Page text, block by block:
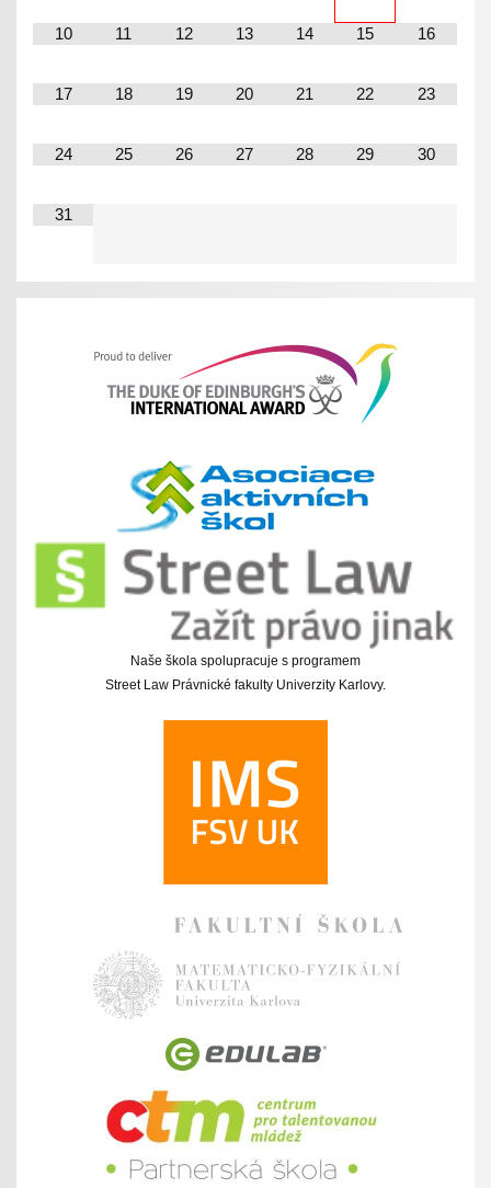
10 11 12 13 14 15 16
17 18 19 20 21 22 23
24 25 26 27 28 29 30
31
Naše škola spolupracuje s programem
Street Law Právnické fakulty Univerzity Karlovy.